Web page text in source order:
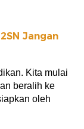
Jangan
Kita mulai
beralih ke
oleh